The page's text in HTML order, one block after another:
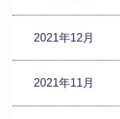
2021年12月
2021年11月